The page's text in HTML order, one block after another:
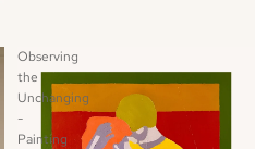
Observing
the
Unchanging
-
Painting